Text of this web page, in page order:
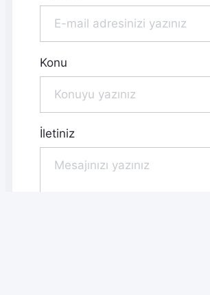
Konu
İletiniz